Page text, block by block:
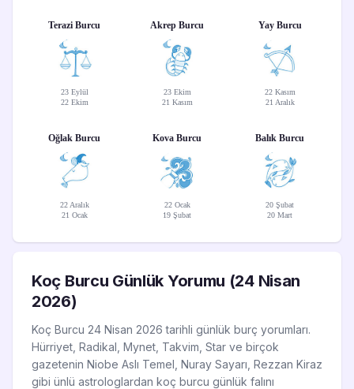
Terazi Burcu
23 Eylül
22 Ekim
Akrep Burcu
23 Ekim
21 Kasım
Yay Burcu
22 Kasım
21 Aralık
Oğlak Burcu
22 Aralık
21 Ocak
Kova Burcu
22 Ocak
19 Şubat
Balık Burcu
20 Şubat
20 Mart
Koç Burcu Günlük Yorumu (24 Nisan
2026)
Koç Burcu 24 Nisan 2026 tarihli günlük burç yorumları.
Hürriyet, Radikal, Mynet, Takvim, Star ve birçok
gazetenin Niobe Aslı Temel, Nuray Sayarı, Rezzan Kiraz
gibi ünlü astrologlardan koç burcu günlük falını